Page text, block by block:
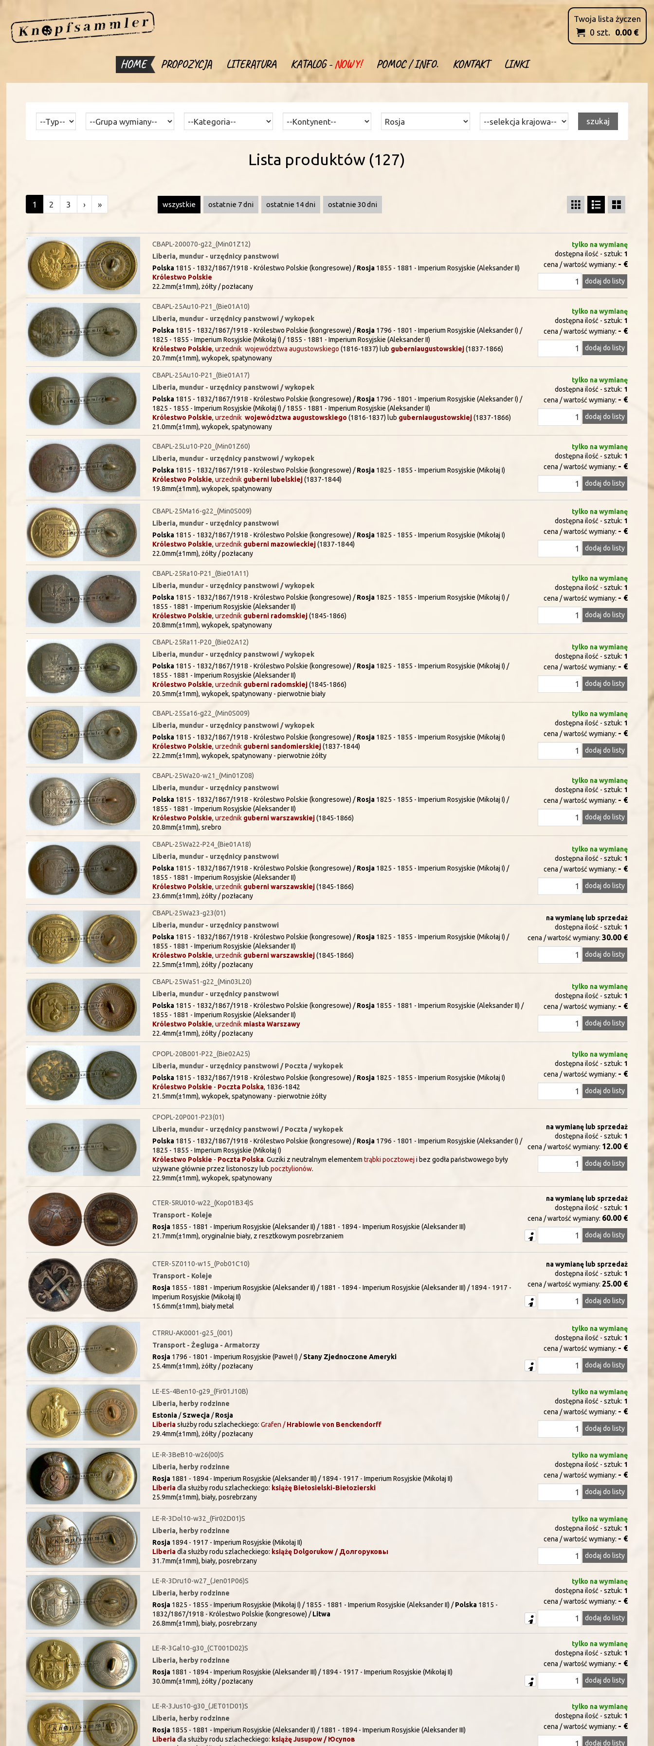
HOME PROPOZYCJA LITERATURA KATALOG -NOWY! POMOC / INFO. KONTAKT LINKI
Twoja lista życzen
 0 szt. 0.00 €
Lista produktów (127)
1 2 3 › » wszystkie ostatnie 7 dni ostatnie 14 dni ostatnie 30 dni   
CBAPL-200070-g22_(Min01Z12)
Liberia, mundur - urzędnicy panstwowi
Polska 1815 - 1832/1867/1918 - Królestwo Polskie (kongresowe) /Rosja 1855 - 1881 - Imperium Rosyjskie (Aleksander II)
Królestwo Polskie
22.2mm(±1mm), żółty / pozłacany
tylko na wymianę
dostępna ilość - sztuk: 1
cena / wartość wymiany: - €
dodaj do listy
CBAPL-25Au10-P21_(Bie01A10)
Liberia, mundur - urzędnicy panstwowi / wykopek
Polska 1815 - 1832/1867/1918 - Królestwo Polskie (kongresowe) /Rosja 1796 - 1801 - Imperium Rosyjskie (Aleksander I) /
1825 - 1855 - Imperium Rosyjskie (Mikołaj I) / 1855 - 1881 - Imperium Rosyjskie (Aleksander II)
Królestwo Polskie,urzednikwojewództwa augustowskiego (1816-1837) lub guberniaugustowskiej(1837-1866)
20.7mm(±1mm), wykopek, spatynowany
tylko na wymianę
dostępna ilość - sztuk: 1
cena / wartość wymiany: - €
dodaj do listy
CBAPL-25Au10-P21_(Bie01A17)
Liberia, mundur - urzędnicy panstwowi / wykopek
Polska 1815 - 1832/1867/1918 - Królestwo Polskie (kongresowe) /Rosja 1796 - 1801 - Imperium Rosyjskie (Aleksander I) /
1825 - 1855 - Imperium Rosyjskie (Mikołaj I) / 1855 - 1881 - Imperium Rosyjskie (Aleksander II)
Królestwo Polskie,urzednikwojewództwa augustowskiego (1816-1837) lub guberniaugustowskiej(1837-1866)
21.0mm(±1mm), wykopek, spatynowany
tylko na wymianę
dostępna ilość - sztuk: 1
cena / wartość wymiany: - €
dodaj do listy
CBAPL-25Lu10-P20_(Min01Z60)
Liberia, mundur - urzędnicy panstwowi / wykopek
Polska 1815 - 1832/1867/1918 - Królestwo Polskie (kongresowe) /Rosja 1825 - 1855 - Imperium Rosyjskie (Mikołaj I)
Królestwo Polskie,urzednik guberni lubelskiej(1837-1844)
19.8mm(±1mm), wykopek, spatynowany
tylko na wymianę
dostępna ilość - sztuk: 1
cena / wartość wymiany: - €
dodaj do listy
CBAPL-25Ma16-g22_(Min0S009)
Liberia, mundur - urzędnicy panstwowi
Polska 1815 - 1832/1867/1918 - Królestwo Polskie (kongresowe) /Rosja 1825 - 1855 - Imperium Rosyjskie (Mikołaj I)
Królestwo Polskie,urzednik guberni mazowieckiej(1837-1844)
22.0mm(±1mm), żółty / pozłacany
tylko na wymianę
dostępna ilość - sztuk: 1
cena / wartość wymiany: - €
dodaj do listy
CBAPL-25Ra10-P21_(Bie01A11)
Liberia, mundur - urzędnicy panstwowi / wykopek
Polska 1815 - 1832/1867/1918 - Królestwo Polskie (kongresowe) /Rosja 1825 - 1855 - Imperium Rosyjskie (Mikołaj I) /
1855 - 1881 - Imperium Rosyjskie (Aleksander II)
Królestwo Polskie,urzednik guberni radomskiej(1845-1866)
20.8mm(±1mm), wykopek, spatynowany
tylko na wymianę
dostępna ilość - sztuk: 1
cena / wartość wymiany: - €
dodaj do listy
CBAPL-25Ra11-P20_(Bie02A12)
Liberia, mundur - urzędnicy panstwowi / wykopek
Polska 1815 - 1832/1867/1918 - Królestwo Polskie (kongresowe) /Rosja 1825 - 1855 - Imperium Rosyjskie (Mikołaj I) /
1855 - 1881 - Imperium Rosyjskie (Aleksander II)
Królestwo Polskie,urzednik guberni radomskiej(1845-1866)
20.5mm(±1mm), wykopek, spatynowany - pierwotnie biały
tylko na wymianę
dostępna ilość - sztuk: 1
cena / wartość wymiany: - €
dodaj do listy
CBAPL-25Sa16-g22_(Min0S009)
Liberia, mundur - urzędnicy panstwowi / wykopek
Polska 1815 - 1832/1867/1918 - Królestwo Polskie (kongresowe) /Rosja 1825 - 1855 - Imperium Rosyjskie (Mikołaj I)
Królestwo Polskie,urzednik guberni sandomierskiej(1837-1844)
22.2mm(±1mm), wykopek, spatynowany - pierwotnie żółty
tylko na wymianę
dostępna ilość - sztuk: 1
cena / wartość wymiany: - €
dodaj do listy
CBAPL-25Wa20-w21_(Min01Z08)
Liberia, mundur - urzędnicy panstwowi
Polska 1815 - 1832/1867/1918 - Królestwo Polskie (kongresowe) /Rosja 1825 - 1855 - Imperium Rosyjskie (Mikołaj I) /
1855 - 1881 - Imperium Rosyjskie (Aleksander II)
Królestwo Polskie,urzednik guberniwarszawskiej(1845-1866)
20.8mm(±1mm), srebro
tylko na wymianę
dostępna ilość - sztuk: 1
cena / wartość wymiany: - €
dodaj do listy
CBAPL-25Wa22-P24_(Bie01A18)
Liberia, mundur - urzędnicy panstwowi
Polska 1815 - 1832/1867/1918 - Królestwo Polskie (kongresowe) /Rosja 1825 - 1855 - Imperium Rosyjskie (Mikołaj I) /
1855 - 1881 - Imperium Rosyjskie (Aleksander II)
Królestwo Polskie,urzednik guberniwarszawskiej(1845-1866)
23.6mm(±1mm), żółty / pozłacany
tylko na wymianę
dostępna ilość - sztuk: 1
cena / wartość wymiany: - €
dodaj do listy
CBAPL-25Wa23-g23(01)
Liberia, mundur - urzędnicy panstwowi
Polska 1815 - 1832/1867/1918 - Królestwo Polskie (kongresowe) /Rosja 1825 - 1855 - Imperium Rosyjskie (Mikołaj I) /
1855 - 1881 - Imperium Rosyjskie (Aleksander II)
Królestwo Polskie,urzednik guberniwarszawskiej(1845-1866)
22.5mm(±1mm), żółty / pozłacany
na wymianę lub sprzedaż
dostępna ilość - sztuk: 1
cena / wartość wymiany:30.00 €
dodaj do listy
CBAPL-25Wa51-g22_(Min03L20)
Liberia, mundur - urzędnicy panstwowi
Polska 1815 - 1832/1867/1918 - Królestwo Polskie (kongresowe) /Rosja 1855 - 1881 - Imperium Rosyjskie (Aleksander II) /
1855 - 1881 - Imperium Rosyjskie (Aleksander II)
Królestwo Polskie,urzednik miasta Warszawy
22.4mm(±1mm), żółty / pozłacany
tylko na wymianę
dostępna ilość - sztuk: 1
cena / wartość wymiany: - €
dodaj do listy
CPOPL-20B001-P22_(Bie02A25)
Liberia, mundur - urzędnicy panstwowi / Poczta / wykopek
Polska 1815 - 1832/1867/1918 - Królestwo Polskie (kongresowe) /Rosja 1825 - 1855 - Imperium Rosyjskie (Mikołaj I)
Królestwo Polskie - Poczta Polska, 1836-1842
21.5mm(±1mm), wykopek, spatynowany - pierwotnie żółty
tylko na wymianę
dostępna ilość - sztuk: 1
cena / wartość wymiany: - €
dodaj do listy
CPOPL-20P001-P23(01)
Liberia, mundur - urzędnicy panstwowi / Poczta / wykopek
Polska 1815 - 1832/1867/1918 - Królestwo Polskie (kongresowe) /Rosja 1796 - 1801 - Imperium Rosyjskie (Aleksander I) /
1825 - 1855 - Imperium Rosyjskie (Mikołaj I)
Królestwo Polskie - Poczta Polska. Guziki z neutralnym elementemtrąbki pocztowej i bez godła państwowego były
używane głównie przez listonoszy lubpocztylionów.
22.9mm(±1mm), wykopek, spatynowany
na wymianę lub sprzedaż
dostępna ilość - sztuk: 1
cena / wartość wymiany: 12.00 €
dodaj do listy
CTER-5RU010-w22_(Kop01B34)S
Transport - Koleje
Rosja 1855 - 1881 - Imperium Rosyjskie (Aleksander II) / 1881 - 1894 - Imperium Rosyjskie (Aleksander III)
21.7mm(±1mm), oryginalnie biały, z resztkowym posrebrzaniem
na wymianę lub sprzedaż
dostępna ilość - sztuk: 1
cena / wartość wymiany: 60.00 €
dodaj do listy
CTER-5Z0110-w15_(Pob01C10)
Transport - Koleje
Rosja 1855 - 1881 - Imperium Rosyjskie (Aleksander II) / 1881 - 1894 - Imperium Rosyjskie (Aleksander III) / 1894 - 1917 -
Imperium Rosyjskie (Mikołaj II)
15.6mm(±1mm), biały metal
na wymianę lub sprzedaż
dostępna ilość - sztuk: 1
cena / wartość wymiany: 25.00 €
dodaj do listy
CTRRU-AK0001-g25_(001)
Transport - Żegluga - Armatorzy
Rosja 1796 - 1801 - Imperium Rosyjskie (Paweł I) /Stany Zjednoczone Ameryki
25.4mm(±1mm), żółty / pozłacany
tylko na wymianę
dostępna ilość - sztuk: 1
cena / wartość wymiany: - €
dodaj do listy
LE-ES-4Ben10-g29_(Fir01J10B)
Liberia, herby rodzinne
Estonia /Szwecja /Rosja
Liberiasłużby rodu szlacheckiego:Grafen /Hrabiowie von Benckendorff
29.4mm(±1mm), żółty / pozłacany
tylko na wymianę
dostępna ilość - sztuk: 1
cena / wartość wymiany: - €
dodaj do listy
LE-R-3BeB10-w26(00)S
Liberia, herby rodzinne
Rosja 1881 - 1894 - Imperium Rosyjskie (Aleksander III) / 1894 - 1917 - Imperium Rosyjskie (Mikołaj II)
Liberiadla służby rodu szlacheckiego: książę Biełosielski-Biełozierski
25.9mm(±1mm), biały, posrebrzany
tylko na wymianę
dostępna ilość - sztuk: 1
cena / wartość wymiany: - €
dodaj do listy
LE-R-3Dol10-w32_(Fir02D01)S
Liberia, herby rodzinne
Rosja 1894 - 1917 - Imperium Rosyjskie (Mikołaj II)
Liberiadla służby rodu szlacheckiego: książę Dolgorukow / Долгоруковы
31.7mm(±1mm), biały, posrebrzany
tylko na wymianę
dostępna ilość - sztuk: 1
cena / wartość wymiany: - €
dodaj do listy
LE-R-3Dru10-w27_(Jen01P06)S
Liberia, herby rodzinne
Rosja 1825 - 1855 - Imperium Rosyjskie (Mikołaj I) / 1855 - 1881 - Imperium Rosyjskie (Aleksander II) /Polska 1815 -
1832/1867/1918 - Królestwo Polskie (kongresowe) /Litwa
26.8mm(±1mm), biały, posrebrzany
tylko na wymianę
dostępna ilość - sztuk: 1
cena / wartość wymiany: - €
dodaj do listy
LE-R-3Gal10-g30_(CT001D02)S
Liberia, herby rodzinne
Rosja 1881 - 1894 - Imperium Rosyjskie (Aleksander III) / 1894 - 1917 - Imperium Rosyjskie (Mikołaj II)
30.0mm(±1mm), żółty / pozłacany
tylko na wymianę
dostępna ilość - sztuk: 1
cena / wartość wymiany: - €
dodaj do listy
LE-R-3Jus10-g30_(JET01D01)S
Liberia, herby rodzinne
Rosja 1855 - 1881 - Imperium Rosyjskie (Aleksander II) / 1881 - 1894 - Imperium Rosyjskie (Aleksander III)
Liberiadla służby rodu szlacheckiego: książęJusupow / Юсупов
tylko na wymianę
dostępna ilość - sztuk: 1
cena / wartość wymiany: - €
dodaj do listy